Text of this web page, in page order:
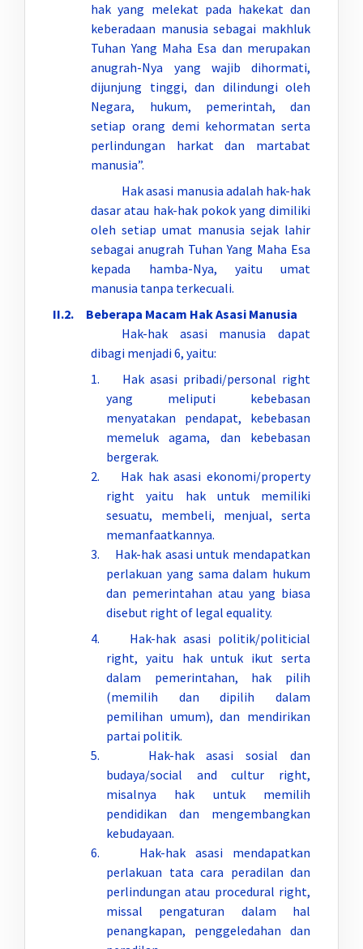
hak yang melekat pada hakekat dan
keberadaan manusia sebagai makhluk
Tuhan Yang Maha Esa dan merupakan
anugrah-Nya yang wajib dihormati,
dijunjung tinggi, dan dilindungi oleh
Negara, hukum, pemerintah, dan
setiap orang demi kehormatan serta
perlindungan harkat dan martabat
manusia”.
Hak asasi manusia adalah hak-hak
dasar atau hak-hak pokok yang dimiliki
oleh setiap umat manusia sejak lahir
sebagai anugrah Tuhan Yang Maha Esa
kepada hamba-Nya, yaitu umat
manusia tanpa terkecuali.
II.2. Beberapa Macam Hak Asasi Manusia
Hak-hak asasi manusia dapat
dibagi menjadi 6, yaitu:
1. Hak asasi pribadi/personal right
yang meliputi kebebasan
menyatakan pendapat, kebebasan
memeluk agama, dan kebebasan
bergerak.
2. Hak hak asasi ekonomi/property
right yaitu hak untuk memiliki
sesuatu, membeli, menjual, serta
memanfaatkannya.
3. Hak-hak asasi untuk mendapatkan
perlakuan yang sama dalam hukum
dan pemerintahan atau yang biasa
disebut right of legal equality.
4. Hak-hak asasi politik/politicial
right, yaitu hak untuk ikut serta
dalam pemerintahan, hak pilih
(memilih dan dipilih dalam
pemilihan umum), dan mendirikan
partai politik.
5. Hak-hak asasi sosial dan
budaya/social and cultur right,
misalnya hak untuk memilih
pendidikan dan mengembangkan
kebudayaan.
6. Hak-hak asasi mendapatkan
perlakuan tata cara peradilan dan
perlindungan atau procedural right,
missal pengaturan dalam hal
penangkapan, penggeledahan dan